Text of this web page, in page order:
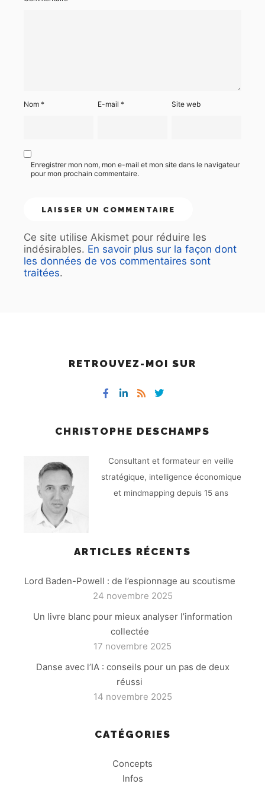
Nom * E-mail* Site web
Enregistrer mon nom, mon e-mail et mon site dans le navigateur
pour mon prochain commentaire.
Ce site utilise Akismet pour réduire les
indésirables. En savoir plus sur la façon dont
les données de vos commentaires sont
traitées.
RETROUVEZ-MOI SUR
CHRISTOPHE DESCHAMPS
Consultant et formateur en veille
stratégique, intelligence économique
et mindmapping depuis 15 ans
ARTICLES RÉCENTS
Lord Baden-Powell : de l’espionnage au scoutisme
24 novembre 2025
Un livre blanc pour mieux analyser l’information
collectée
17 novembre 2025
Danse avec l’IA : conseils pour un pas de deux
réussi
14 novembre 2025
CATÉGORIES
Concepts
Infos